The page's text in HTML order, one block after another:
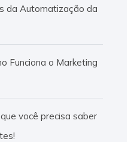
da Automatização da
Funciona o Marketing
você precisa saber